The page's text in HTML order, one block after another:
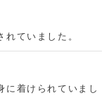
ていました。
着けられていまし